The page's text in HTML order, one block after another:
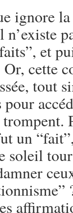
ignore
et
cette
tout
trompent.
un
soleil